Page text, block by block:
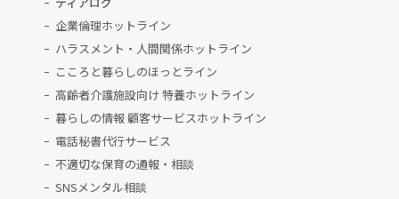
企業倫理ホットライン
ハラスメント・人間関係ホットライン
こころと暮らしのほっとライン
高齢者介護施設向け 特養ホットライン
暮らしの情報 顧客サービスホットライン
電話秘書代行サービス
不適切な保育の通報・相談
SNSメンタル相談